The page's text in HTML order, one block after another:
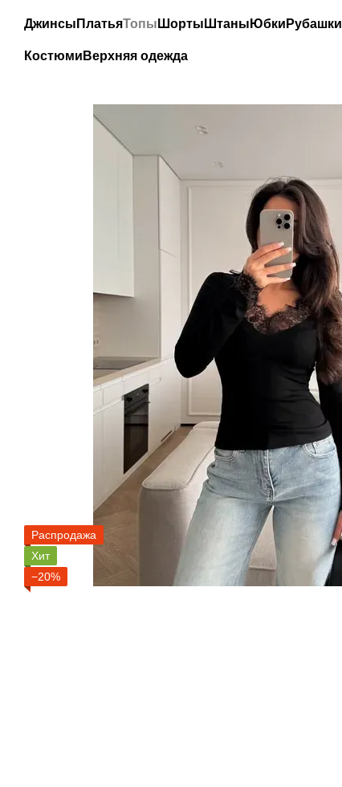
Джинсы ПлатьяТопы Шорты Штаны Юбки Рубашки
Костюми Верхняя одежда
Распродажа
Хит
−20%